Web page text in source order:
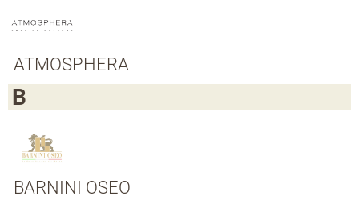
ATMOSPHERA
B
BARNINI OSEO